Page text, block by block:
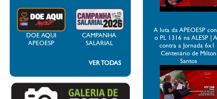
DOE AQUI
APEOESP
CAMPANHA
SALARIAL
VER TODAS
A luta da APEOESP
o PL 1316 na ALESP |
contra a Jornada 6x1
Centenário de Milton
Santos